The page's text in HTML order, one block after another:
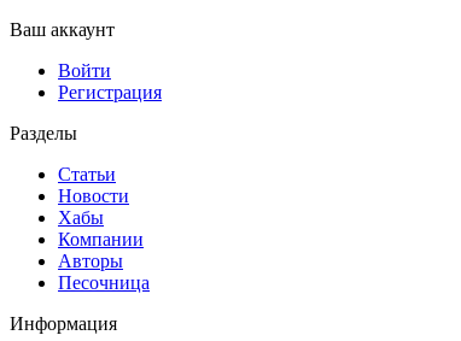
Ваш аккаунт
Войти
Регистрация
Разделы
Статьи
Новости
Хабы
Компании
Авторы
Песочница
Информация